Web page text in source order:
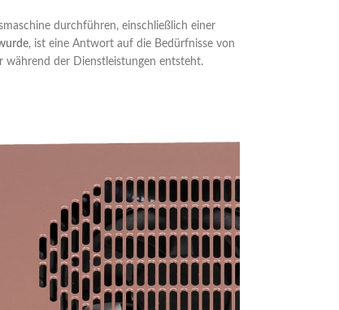
durchführen, einschließlich einer
, ist eine Antwort auf die Bedürfnisse von
der Dienstleistungen entsteht.